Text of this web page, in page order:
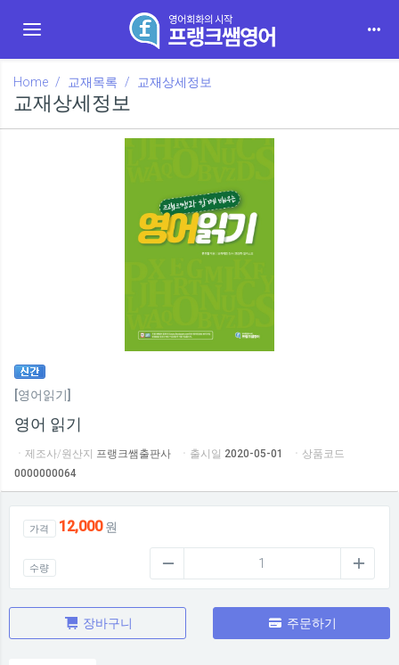
Toggle navigation
Home 교재목록 교재상세정보
교재상세정보
[영어읽기]
영어 읽기
ㆍ제조사/원산지 프랭크쌤출판사 ㆍ출시일 2020-05-01
ㆍ상품코드
0000000064
가격 12,000원
수량
장바구니 주문하기